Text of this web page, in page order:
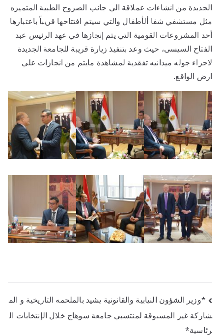
الجديدة من انشاءات عملاقة الي جانب الصروح الطبية المتميزه
مثل مستشفي شفا ألأطفال والتي سيتم افتتاحها قريباً باعتبارها
أحد المشروعات القومية التي يتم إنجازها في عهد الرئيس عبد
الفتاح السيسى، حيث وعد بتنفيذ زيارة قريبة للجامعة الجديدة
لاجراء جوله ميدانيه تفقدية لمشاهدة مايتم من انجازات علي
ارض الواقع.
*وزير الشؤون النيابية والقانونية يشيد بالملحمه التاريخية و الم
شاركة غير المسبوقة لمنتسبي جامعة سوهاج خلال الإنتخابات ال
رئاسية*